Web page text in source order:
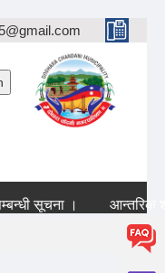
सूचना । आन्तरिक